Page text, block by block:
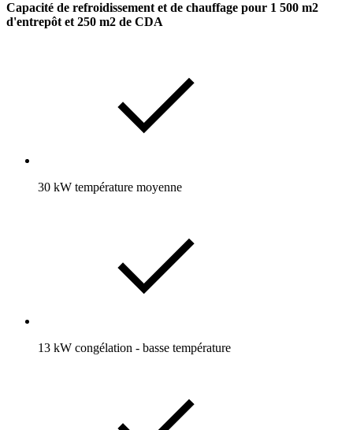
Capacité de refroidissement et de chauffage pour 1 500 m2
d'entrepôt et 250 m2 de CDA
30 kW température moyenne
13 kW congélation - basse température